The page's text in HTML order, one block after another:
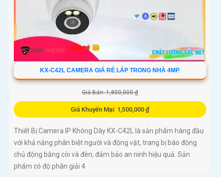
KX-C42L CAMERA GIÁ RẺ LẮP TRONG NHÀ 4MP
Giá Bán: 1,800,000 ₫
Giá Khuyến Mại: 1,500,000 ₫
Thiết Bị Camera IP Không Dây KX-C42L là sản phẩm hàng đầu
với khả năng phân biệt người và động vật, trang bị báo động
chủ động bằng còi và đèn, đảm bảo an ninh hiệu quả. Sản
phẩm có độ phân giải 4